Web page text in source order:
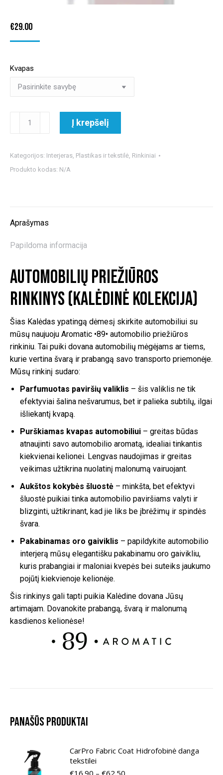
€29.00
Kvapas
produkto
priežiūros
rinkinys
Į krepšelį
Kategorijos: Interjeras, Plastikas ir tekstilė, Rinkiniai
Produkto kodas: N/A
Aprašymas
Papildoma informacija
Automobilių priežiūros
rinkinys (Kalėdinė kolekcija)
Šias Kalėdas ypatingą dėmesį skirkite automobiliui su
mūsų naujuoju Aromatic •89• automobilio priežiūros
rinkiniu. Tai puiki dovana automobilių mėgėjams ar tiems,
kurie vertina švarą ir prabangą savo transporto priemonėje.
Mūsų rinkinį sudaro:
Parfumuotas paviršių valiklis – šis valiklis ne tik
efektyviai šalina nešvarumus, bet ir palieka subtilų, ilgai
išliekantį kvapą.
Purškiamas kvapas automobiliui – greitas būdas
atnaujinti savo automobilio aromatą, idealiai tinkantis
kiekvienai kelionei. Lengvas naudojimas ir greitas
veikimas užtikrina nuolatinį malonumą vairuojant.
Aukštos kokybės šluostė – minkšta, bet efektyvi
šluostė puikiai tinka automobilio paviršiams valyti ir
blizginti, užtikrinant, kad jie liks be įbrėžimų ir spindės
švara.
Pakabinamas oro gaiviklis – papildykite automobilio
interjerą mūsų elegantišku pakabinamu oro gaivikliu,
kuris prabangiai ir maloniai kvepės bei suteiks jaukumo
pojūtį kiekvienoje kelionėje.
Šis rinkinys gali tapti puikia Kalėdine dovana Jūsų
artimajam. Dovanokite prabangą, švarą ir malonumą
kasdienos kelionėse!
Panašūs produktai
CarPro Fabric Coat Hidrofobinė danga
tekstilei
€16.90 – €62.50